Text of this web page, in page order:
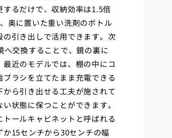
るだけで、収納効率は1.5倍
奥に置いた重い洗剤のボトル
引き出しで活用できます。次
交換することで、鏡の裏に
近のモデルでは、棚の中にコ
ラシを立てたまま充電できる
ら引き出せる工夫が施されて
状態に保つことができます。
ールキャビネットと呼ばれる
15センチから30センチの幅